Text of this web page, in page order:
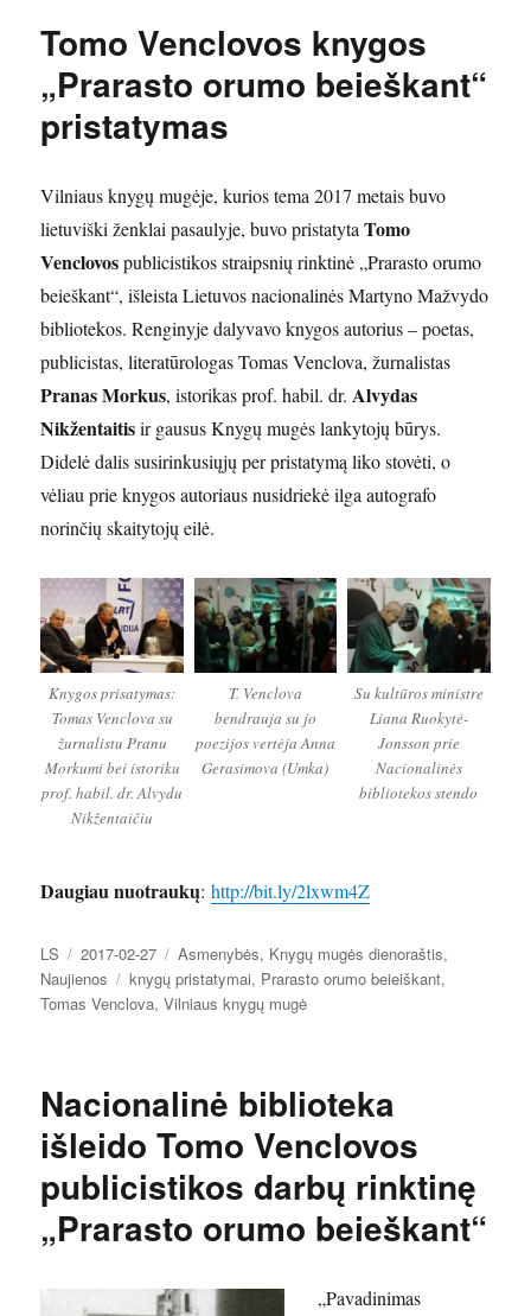
Tomo Venclovos knygos
„Prarasto orumo beieškant“
pristatymas
Vilniaus knygų mugėje, kurios tema 2017 metais buvo
lietuviški ženklai pasaulyje, buvo pristatytaTomo
Venclovospublicistikos straipsnių rinktinė „Prarasto orumo
beieškant“, išleista Lietuvos nacionalinės Martyno Mažvydo
bibliotekos. Renginyje dalyvavo knygos autorius – poetas,
publicistas, literatūrologas Tomas Venclova, žurnalistas
Pranas Morkus, istorikas prof. habil. dr. Alvydas
Nikžentaitisir gausus Knygų mugės lankytojų būrys.
Didelė dalis susirinkusiųjų per pristatymą liko stovėti, o
vėliau prie knygos autoriaus nusidriekė ilga autografo
norinčių skaitytojų eilė.
Knygos prisatymas:
Tomas Venclova su
žurnalistu Pranu
Morkumi bei istoriku
prof. habil. dr. Alvydu
Nikžentaičiu
T. Venclova
bendrauja su jo
poezijos vertėja Anna
Gerasimova (Umka)
Su kultūros ministre
Liana Ruokytė-
Jonsson prie
Nacionalinės
bibliotekos stendo
Daugiau nuotraukų:http://bit.ly/2lxwm4Z
Autorius
LS Paskelbta
2017-02-27 Kategorijos
Asmenybės, Knygų mugės dienoraštis,
Naujienos
Žymos
knygų pristatymai, Prarasto orumo beieiškant,
Tomas Venclova,Vilniaus knygų mugė
Nacionalinė biblioteka
išleido Tomo Venclovos
publicistikos darbų rinktinę
„Prarasto orumo beieškant“
„Pavadinimas